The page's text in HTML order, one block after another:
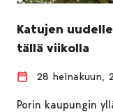
Katujen
tällä viikolla
28 heinäkuun,
Porin kaupungin